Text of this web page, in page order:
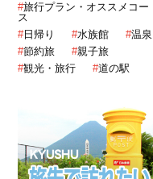
#旅行プラン・オススメコー
ス
#日帰り #水族館 #温泉
#節約旅 #親子旅
#観光・旅行 #道の駅